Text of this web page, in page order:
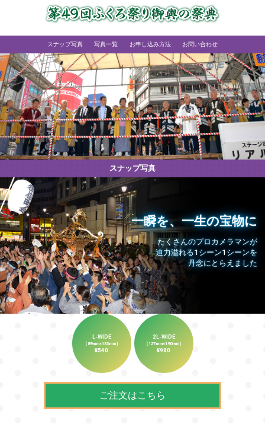
スナップ写真 写真一覧 お申し込み方法 お問い合わせ
スナップ写真
一瞬を、一生の宝物に
たくさんのプロカメラマンが
迫力溢れる1シーン1シーンを
丹念にとらえました
L-WIDE
（89mm×133mm）
¥540
2L-WIDE
（127mm×190mm）
¥980
ご注文はこちら